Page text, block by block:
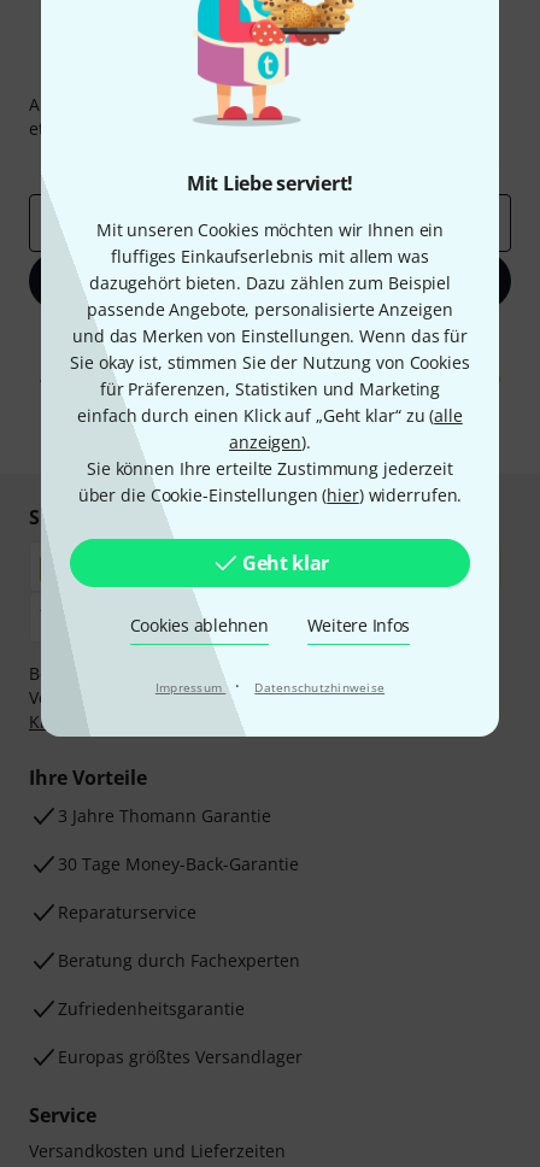
Mit Liebe serviert!
Mit unseren Cookies möchten wir Ihnen ein
fluffiges Einkaufserlebnis mit allem was
dazugehört bieten. Dazu zählen zum Beispiel
passende Angebote, personalisierte Anzeigen
und das Merken von Einstellungen. Wenn das für
Sie okay ist, stimmen Sie der Nutzung von Cookies
für Präferenzen, Statistiken und Marketing
einfach durch einen Klick auf „Geht klar“ zu (alle
anzeigen).
Sie können Ihre erteilte Zustimmung jederzeit
über die Cookie-Einstellungen (hier) widerrufen.
Geht klar
Cookies ablehnen Weitere Infos
Impressum · Datenschutzhinweise
Thomann Newsletter
Abonniere den Thomann Newsletter und gewinne mit
etwas Glück einen von50 Gutscheinen
E-Mail-Adresse*
Jetzt anmelden
Mit Klick auf „Jetzt anmelden“ stimmen Sie dem Erhalt von E-Mail-
Werbung und einer Messung des E-Mail-Nutzungsverhaltens zu. Die
Abmeldung ist jederzeit möglich. Weitere Informationen finden Sie in
unserenDatenschutzhinweisen.
* Pflichtfeld
Sicher einkaufen & bezahlen
Bezahlen Sie vertraulich und sicher per Nachnahme,
Vorkasse, PayPal, Amazon Pay,Klarna Sofort bezahlen
Klarna Ratenzahlung
oder Kreditkarte.
Ihre Vorteile
3 Jahre Thomann Garantie
30 Tage Money-Back-Garantie
Reparaturservice
Beratung durch Fachexperten
Zufriedenheitsgarantie
Europas größtes Versandlager
Service
Versandkosten und Lieferzeiten